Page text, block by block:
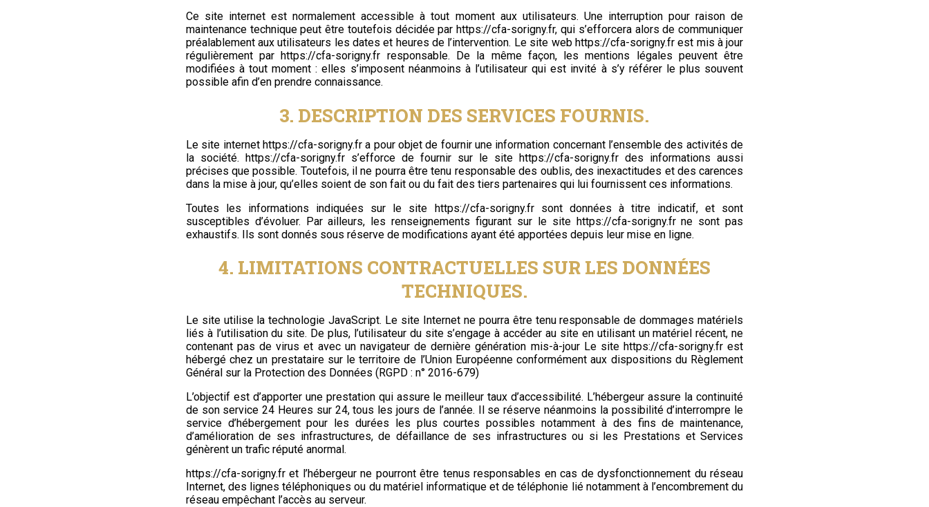
Ce site internet est normalement accessible à tout moment aux utilisateurs. Une interruption pour raison de
maintenance technique peut être toutefois décidée par https://cfa-sorigny.fr, qui s’efforcera alors de communiquer
préalablement aux utilisateurs les dates et heures de l’intervention. Le site web https://cfa-sorigny.frest mis à jour
régulièrement par https://cfa-sorigny.fr responsable. De la même façon, les mentions légales peuvent être
modifiées à tout moment : elles s’imposent néanmoins à l’utilisateur qui est invité à s’y référer le plus souvent
possible afin d’en prendre connaissance.
3. DESCRIPTION DES SERVICES FOURNIS.
Le site internet https://cfa-sorigny.fra pour objet de fournir une information concernant l’ensemble des activités de
la société. https://cfa-sorigny.frs’efforce de fournir sur le sitehttps://cfa-sorigny.fr des informations aussi
précises que possible. Toutefois, il ne pourra être tenu responsable des oublis, des inexactitudes et des carences
dans la mise à jour, qu’elles soient de son fait ou du fait des tiers partenaires qui lui fournissent ces informations.
Toutes les informations indiquées sur le site https://cfa-sorigny.frsont données à titre indicatif, et sont
susceptibles d’évoluer. Par ailleurs, les renseignements figurant sur le site https://cfa-sorigny.frne sont pas
exhaustifs. Ils sont donnés sous réserve de modifications ayant été apportées depuis leur mise en ligne.
4. LIMITATIONS CONTRACTUELLES SUR LES DONNÉES
TECHNIQUES.
Le site utilise la technologie JavaScript. Le site Internet ne pourra être tenu responsable de dommages matériels
liés à l’utilisation du site. De plus, l’utilisateur du site s’engage à accéder au site en utilisant un matériel récent, ne
contenant pas de virus et avec un navigateur de dernière génération mis-à-jour Le sitehttps://cfa-sorigny.fr est
hébergé chez un prestataire sur le territoire de l’Union Européenne conformément aux dispositions du Règlement
Général sur la Protection des Données (RGPD : n° 2016-679)
L’objectif est d’apporter une prestation qui assure le meilleur taux d’accessibilité. L’hébergeur assure la continuité
de son service 24 Heures sur 24, tous les jours de l’année. Il se réserve néanmoins la possibilité d’interrompre le
service d’hébergement pour les durées les plus courtes possibles notamment à des fins de maintenance,
d’amélioration de ses infrastructures, de défaillance de ses infrastructures ou si les Prestations et Services
génèrent un trafic réputé anormal.
https://cfa-sorigny.fret l’hébergeur ne pourront être tenus responsables en cas de dysfonctionnement du réseau
Internet, des lignes téléphoniques ou du matériel informatique et de téléphonie lié notamment à l’encombrement du
réseau empêchant l’accès au serveur.